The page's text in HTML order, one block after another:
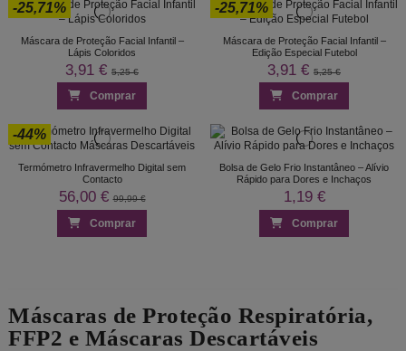
-25,71%
Máscara de Proteção Facial Infantil –
Lápis Coloridos
3,91 € 5,25 €
Comprar
-25,71%
Máscara de Proteção Facial Infantil –
Edição Especial Futebol
3,91 € 5,25 €
Comprar
-44%
Termómetro Infravermelho Digital sem
Contacto
56,00 €99,99 €
Comprar
Bolsa de Gelo Frio Instantâneo – Alívio
Rápido para Dores e Inchaços
1,19 €
Comprar
Máscaras de Proteção Respiratória,
FFP2 e Máscaras Descartáveis